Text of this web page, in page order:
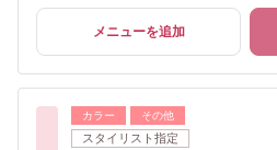
メニューを追加
カラー その他
スタイリスト指定